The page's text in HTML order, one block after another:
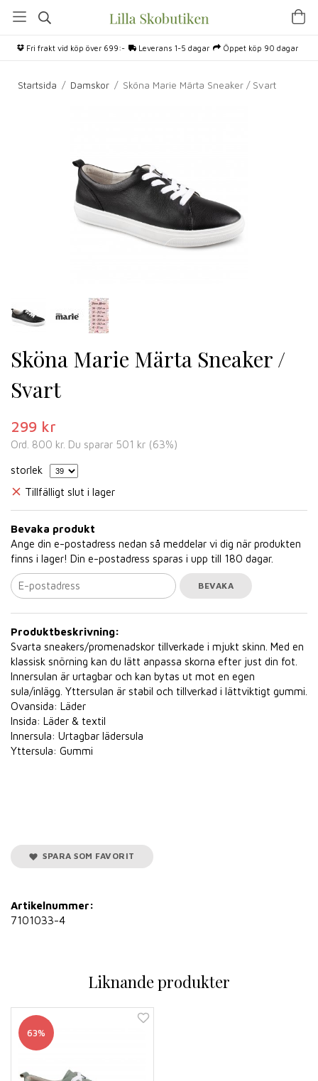
Fri frakt vid köp över 699:- Leverans 1-5 dagar Öppet köp 90 dagar
Startsida / Damskor / Sköna Marie Märta Sneaker / Svart
Sköna Marie Märta Sneaker /
Svart
299 kr
Ord. 800 kr. Du sparar 501 kr (63%)
storlek
Tillfälligt slut i lager
Bevaka produkt
Ange din e-postadress nedan så meddelar vi dig när produkten
finns i lager! Din e-postadress sparas i upp till 180 dagar.
BEVAKA
Produktbeskrivning:
Svarta sneakers/promenadskor tillverkade i mjukt skinn. Med en
klassisk snörning kan du lätt anpassa skorna efter just din fot.
Innersulan är urtagbar och kan bytas ut mot en egen
sula/inlägg. Yttersulan är stabil och tillverkad i lättviktigt gummi.
Ovansida: Läder
Insida: Läder & textil
Innersula: Urtagbar lädersula
Yttersula: Gummi
SPARA SOM FAVORIT
Artikelnummer:
7101033-4
Liknande produkter
63%